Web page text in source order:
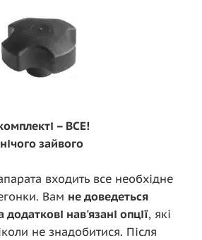
– ВСЕ!
нічого зайвого
входить все необхідне
Вам не доведеться
додаткові нав'язані опції, які
не знадобитися. Після